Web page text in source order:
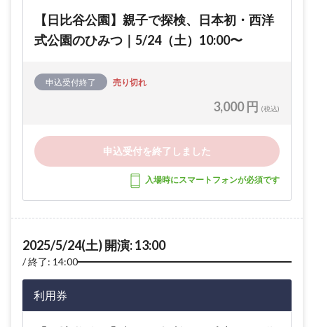
【日比谷公園】親子で探検、日本初・西洋
式公園のひみつ｜5/24（土）10:00〜
申込受付終了 売り切れ
3,000 円 (税込)
申込受付を終了しました
入場時にスマートフォンが必須です
2025/5/24(土) 開演: 13:00
終了: 14:00
利用券